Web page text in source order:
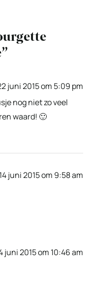
juni 2015 om 5:09 pm
nog niet zo veel
waard! 🙂
14 juni 2015 om 9:58 am
juni 2015 om 10:46 am